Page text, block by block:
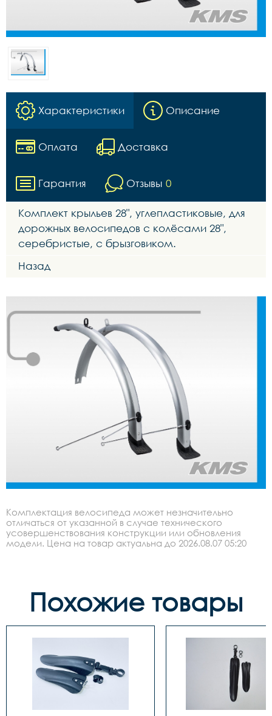
Характеристики Описание
Оплата Доставка
Гарантия Отзывы 0
Комплект крыльев 28", углепластиковые, для
дорожных велосипедов с колёсами 28",
серебристые, с брызговиком.
Назад
Комплектация велосипеда может незначительно
отличаться от указанной в случае технического
усовершенствования конструкции или обновления
модели. Цена на товар актуальна до 2026.08.07 05:20
Похожие товары